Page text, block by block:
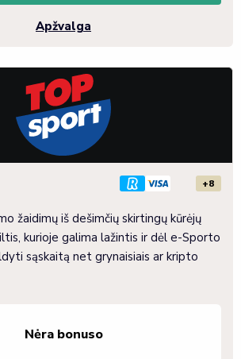
Apžvalga
+8
žaidimų iš dešimčių skirtingų kūrėjų
kurioje galima lažintis ir dėl e-Sporto
sąskaitą net grynaisiais ar kripto
Nėra bonuso